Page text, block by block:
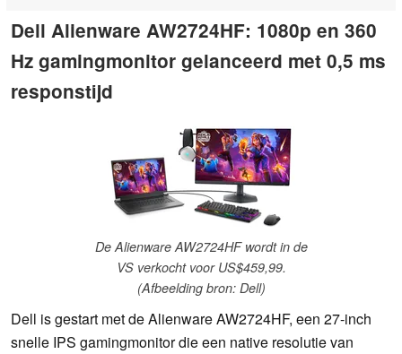
Dell Alienware AW2724HF: 1080p en 360
Hz gamingmonitor gelanceerd met 0,5 ms
responstijd
De Alienware AW2724HF wordt in de
VS verkocht voor US$459,99.
(Afbeelding bron: Dell)
Dell is gestart met de Alienware AW2724HF, een 27-inch
snelle IPS gamingmonitor die een native resolutie van